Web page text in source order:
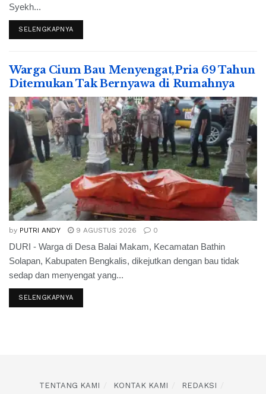
Syekh...
SELENGKAPNYA
Warga Cium Bau Menyengat,Pria 69 Tahun
Ditemukan Tak Bernyawa di Rumahnya
by PUTRI ANDY 9 AGUSTUS 2026 0
DURI - Warga di Desa Balai Makam, Kecamatan Bathin
Solapan, Kabupaten Bengkalis, dikejutkan dengan bau tidak
sedap dan menyengat yang...
SELENGKAPNYA
TENTANG KAMI KONTAK KAMI REDAKSI